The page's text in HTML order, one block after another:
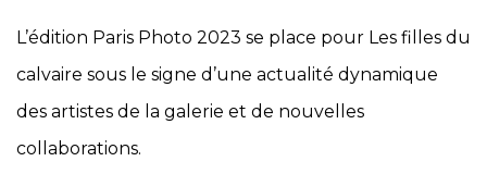
L’édition Paris Photo 2023 se place pour Les filles du
calvaire sous le signe d’une actualité dynamique
des artistes de la galerie et de nouvelles
collaborations.